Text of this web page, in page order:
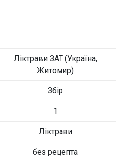
Ліктрави ЗАТ (Україна,
Житомир)
Збір
1
Ліктрави
без рецепта